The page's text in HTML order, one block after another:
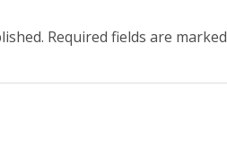
Required fields are marked